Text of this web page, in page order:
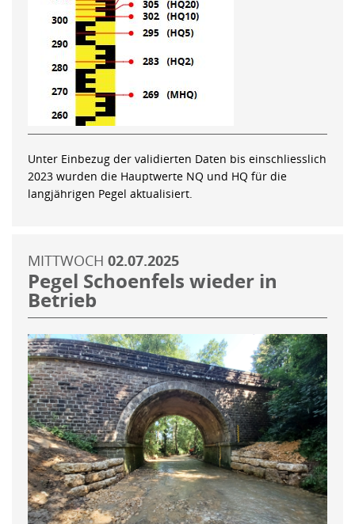
Unter Einbezug der validierten Daten bis einschliesslich
2023 wurden die Hauptwerte NQ und HQ für die
langjährigen Pegel aktualisiert.
MITTWOCH 02.07.2025
Pegel Schoenfels wieder in
Betrieb